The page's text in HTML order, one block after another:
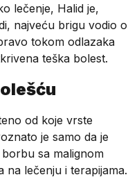
lečenje, Halid je,
najveću brigu vodio o
tokom odlazaka
teška bolest.
od koje vrste
je samo da je
sa malignom
na lečenju i terapijama.